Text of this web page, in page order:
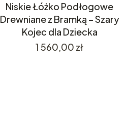
Niskie Łóżko Podłogowe
Drewniane z Bramką – Szary
Kojec dla Dziecka
Cena
1 560,00 zł